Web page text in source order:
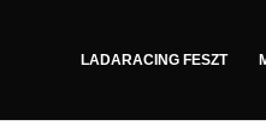
LADARACING FESZT